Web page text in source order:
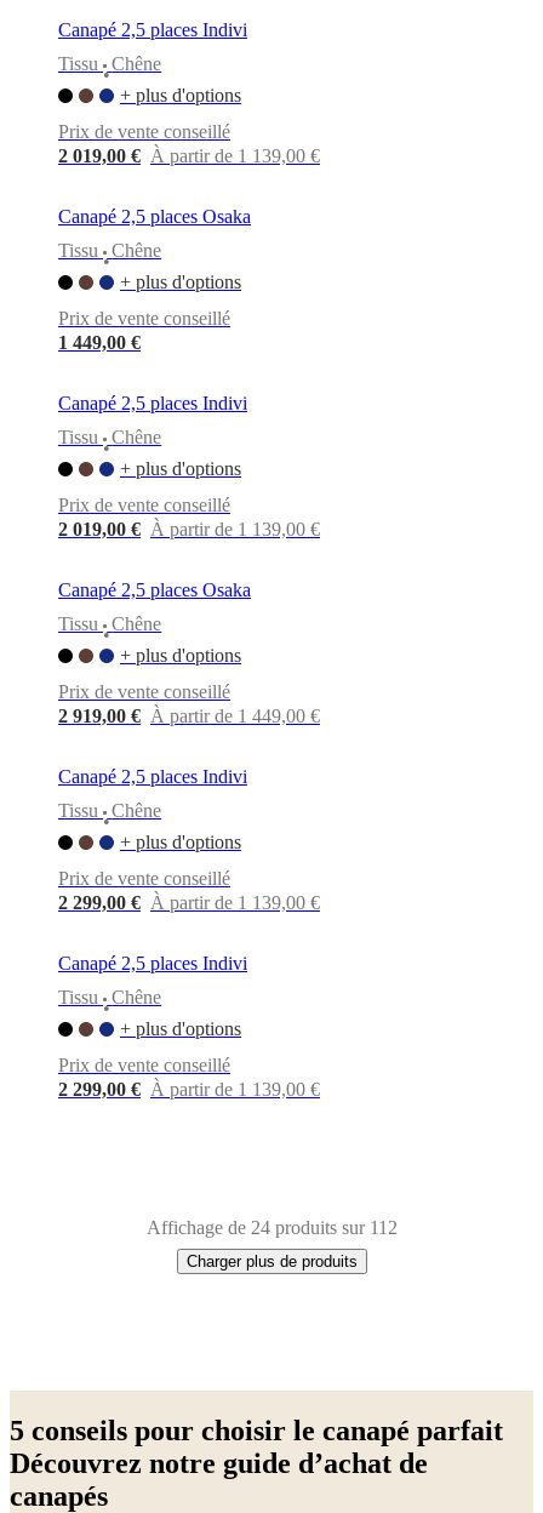
Canapé 2,5 places Indivi
Tissu
•
Chêne
+ plus d'options
Prix de vente conseillé
2 019,00 € À partir de 1 139,00 €
Canapé 2,5 places Osaka
Tissu
•
Chêne
+ plus d'options
Prix de vente conseillé
1 449,00 €
Canapé 2,5 places Indivi
Tissu
•
Chêne
+ plus d'options
Prix de vente conseillé
2 019,00 € À partir de 1 139,00 €
Canapé 2,5 places Osaka
Tissu
•
Chêne
+ plus d'options
Prix de vente conseillé
2 919,00 € À partir de 1 449,00 €
Canapé 2,5 places Indivi
Tissu
•
Chêne
+ plus d'options
Prix de vente conseillé
2 299,00 € À partir de 1 139,00 €
Canapé 2,5 places Indivi
Tissu
•
Chêne
+ plus d'options
Prix de vente conseillé
2 299,00 € À partir de 1 139,00 €
Affichage de 24 produits sur 112
Charger plus de produits
page
clairTissuMétal AluminiumChêneBoisLaqué
5 conseils pour choisir le canapé parfait
Découvrez notre guide d’achat de
canapés